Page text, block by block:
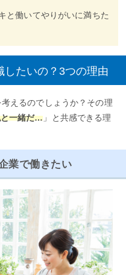
と働いてやりがいに満ちた
したいの？3つの理由
えるのでしょうか？その理
一緒だ… 」と共感できる理
業で働きたい